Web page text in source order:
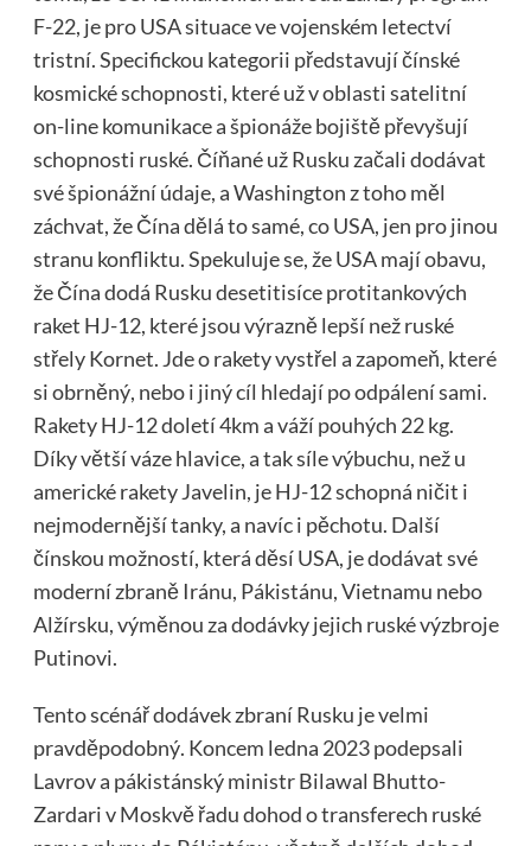
F-22, je pro USA situace ve vojenském letectví
tristní. Specifickou kategorii představují čínské
kosmické schopnosti, které už v oblasti satelitní
on-line komunikace a špionáže bojiště převyšují
schopnosti ruské. Číňané už Rusku začali dodávat
své špionážní údaje, a Washington z toho měl
záchvat, že Čína dělá to samé, co USA, jen pro jinou
stranu konfliktu. Spekuluje se, že USA mají obavu,
že Čína dodá Rusku desetitisíce protitankových
raket HJ-12, které jsou výrazně lepší než ruské
střely Kornet. Jde o rakety vystřel a zapomeň, které
si obrněný, nebo i jiný cíl hledají po odpálení sami.
Rakety HJ-12 doletí 4km a váží pouhých 22 kg.
Díky větší váze hlavice, a tak síle výbuchu, než u
americké rakety Javelin, je HJ-12 schopná ničit i
nejmodernější tanky, a navíc i pěchotu. Další
čínskou možností, která děsí USA, je dodávat své
moderní zbraně Iránu, Pákistánu, Vietnamu nebo
Alžírsku, výměnou za dodávky jejich ruské výzbroje
Putinovi.
Tento scénář dodávek zbraní Rusku je velmi
pravděpodobný. Koncem ledna 2023 podepsali
Lavrov a pákistánský ministr Bilawal Bhutto-
Zardari v Moskvě řadu dohod o transferech ruské